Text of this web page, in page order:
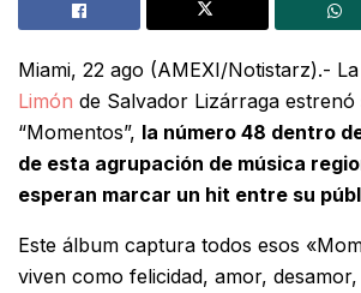
Miami, 22 ago (AMEXI/Notistarz).- La
Limón de Salvador Lizárraga
“Momentos”, la número 48 dentro
de esta agrupación de música
esperan marcar un hit entre su
Este álbum captura todos esos
viven como felicidad, amor,